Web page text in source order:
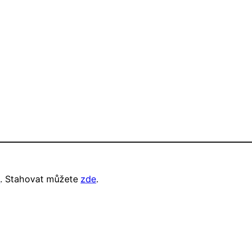
. Stahovat můžete zde.